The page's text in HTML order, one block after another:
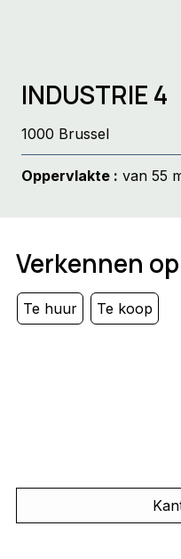
INDUSTRIE 4
1000 Brussel
Oppervlakte : van 55
Verkennen
Te huur Te koop